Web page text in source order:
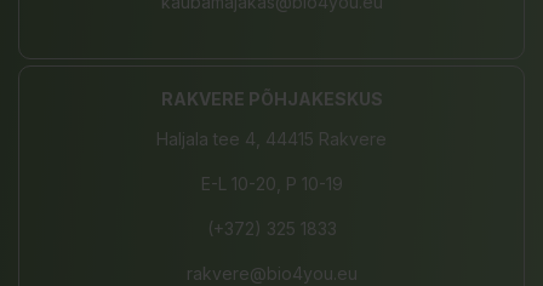
RAKVERE PÕHJAKESKUS
Haljala tee 4, 44415 Rakvere
E-L 10-20, P 10-19
(+372) 325 1833
rakvere@bio4you.eu